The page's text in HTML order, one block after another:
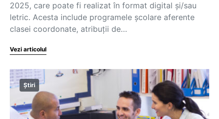
2025, care poate fi realizat în format digital și/sau
letric. Acesta include programele școlare aferente
clasei coordonate, atribuții de…
Vezi articolul
Știri